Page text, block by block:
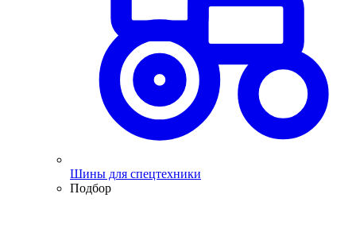
Шины для спецтехники
Подбор